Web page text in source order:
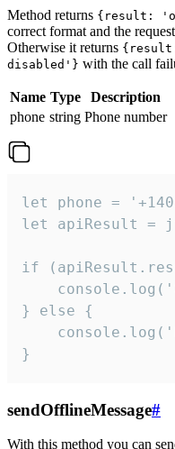
Method returns {result:
correct format and the
Otherwise it returns
disabled'} with the call
Name Type
Description
phone string Phone number
let phone =
let apiResult =
if
} else {
}
sendOfflineMessage#
With this method you can